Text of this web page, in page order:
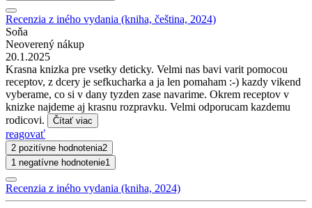
Recenzia z iného vydania (kniha, čeština, 2024)
Soňa
Neoverený nákup
20.1.2025
Krasna knizka pre vsetky deticky. Velmi nas bavi varit pomocou
receptov, z dcery je sefkucharka a ja len pomaham :-) kazdy vikend
vyberame, co si v dany tyzden zase navarime. Okrem receptov v
knizke najdeme aj krasnu rozpravku. Velmi odporucam kazdemu
rodicovi.
Čítať viac
reagovať
2 pozitívne hodnotenia2
1 negatívne hodnotenie1
Recenzia z iného vydania (kniha, 2024)